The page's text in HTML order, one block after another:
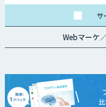
サ
Webマーケ